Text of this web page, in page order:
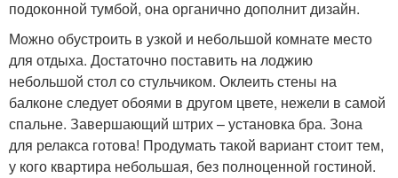
подоконной тумбой, она органично дополнит дизайн.
Можно обустроить в узкой и небольшой комнате место
для отдыха. Достаточно поставить на лоджию
небольшой стол со стульчиком. Оклеить стены на
балконе следует обоями в другом цвете, нежели в самой
спальне. Завершающий штрих – установка бра. Зона
для релакса готова! Продумать такой вариант стоит тем,
у кого квартира небольшая, без полноценной гостиной.